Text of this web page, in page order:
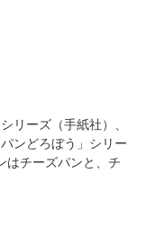
リーズ（手紙社）、
ンどろぼう」シリー
はチーズパンと、チ